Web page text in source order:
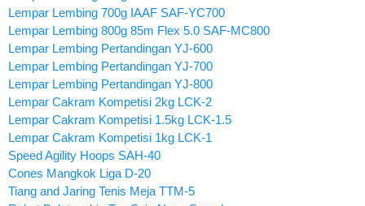
Lempar Lembing 700g IAAF SAF-YC700
Lempar Lembing 800g 85m Flex 5.0 SAF-MC800
Lempar Lembing Pertandingan YJ-600
Lempar Lembing Pertandingan YJ-700
Lempar Lembing Pertandingan YJ-800
Lempar Cakram Kompetisi 2kg LCK-2
Lempar Cakram Kompetisi 1.5kg LCK-1.5
Lempar Cakram Kompetisi 1kg LCK-1
Speed Agility Hoops SAH-40
Cones Mangkok Liga D-20
Tiang and Jaring Tenis Meja TTM-5